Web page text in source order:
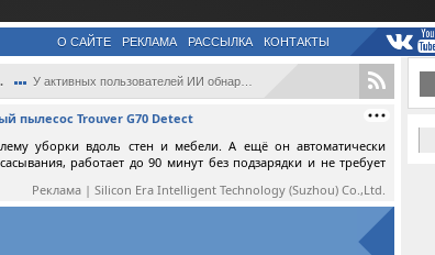
О САЙТЕ РЕКЛАМА РАССЫЛКА КОНТАКТЫ
У активных пользователей ИИ обнаружили п...
пылесос Trouver G70 Detect
уборки вдоль стен и мебели. А ещё он автоматически
работает до 90 минут без подзарядки и не требует
Реклама | Silicon Era Intelligent Technology (Suzhou) Co.,Ltd.